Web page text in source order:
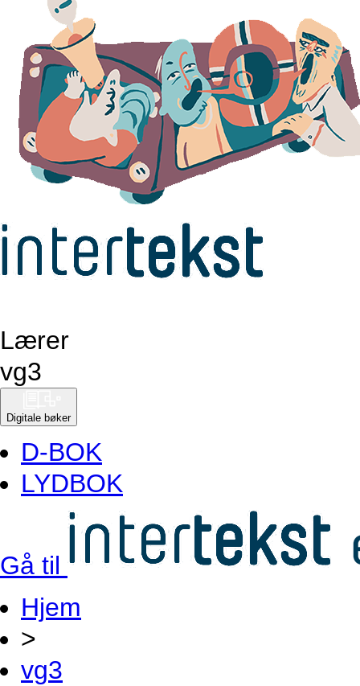
Lærer
vg3
Digitale bøker
D-BOK
LYDBOK
Gå til
Hjem
>
vg3